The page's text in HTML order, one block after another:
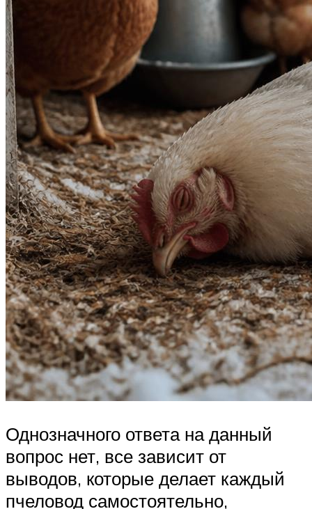
Однозначного ответа на данный
вопрос нет, все зависит от
выводов, которые делает каждый
пчеловод самостоятельно,